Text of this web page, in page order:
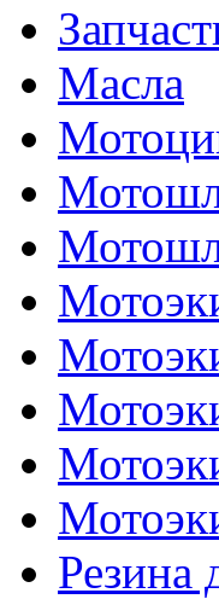
Масла
Резина